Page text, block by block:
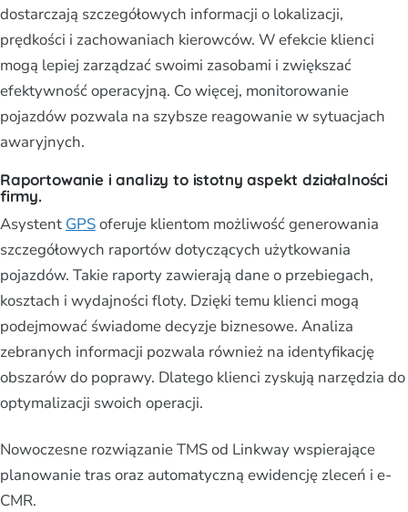
dostarczają szczegółowych informacji o lokalizacji,
prędkości i zachowaniach kierowców. W efekcie klienci
mogą lepiej zarządzać swoimi zasobami i zwiększać
efektywność operacyjną. Co więcej, monitorowanie
pojazdów pozwala na szybsze reagowanie w sytuacjach
awaryjnych.
Raportowanie i analizy to istotny aspekt działalności
firmy.
Asystent GPSoferuje klientom możliwość generowania
szczegółowych raportów dotyczących użytkowania
pojazdów. Takie raporty zawierają dane o przebiegach,
kosztach i wydajności floty. Dzięki temu klienci mogą
podejmować świadome decyzje biznesowe. Analiza
zebranych informacji pozwala również na identyfikację
obszarów do poprawy. Dlatego klienci zyskują narzędzia do
optymalizacji swoich operacji.
Nowoczesne rozwiązanie TMS od Linkway wspierające
planowanie tras oraz automatyczną ewidencję zleceń i e-
CMR.